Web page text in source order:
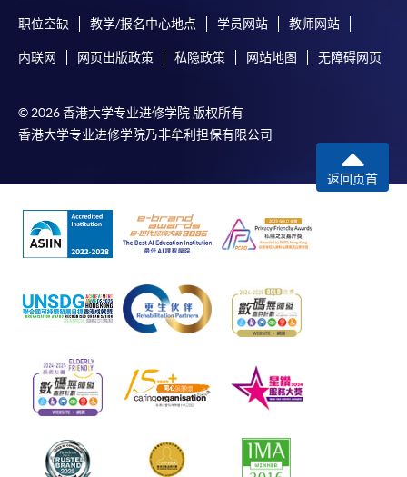
职位空缺 教学/报名中心地点 学员网站 教师网站
内联网 网页出版政策 私隐政策 网站地图 无障碍网页
© 2026 香港大学专业进修学院 版权所有
香港大学专业进修学院乃非牟利担保有限公司
返回页首